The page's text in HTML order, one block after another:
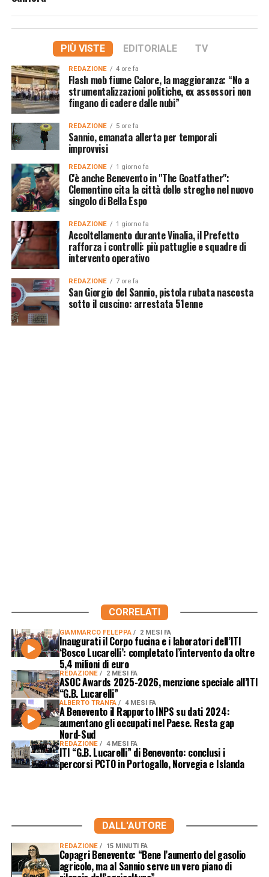
PIÙ VISTE EDITORIALE TV
REDAZIONE 4 ore fa
Flash mob fiume Calore, la maggioranza: “No a
strumentalizzazioni politiche, ex assessori non
fingano di cadere dalle nubi”
REDAZIONE 5 ore fa
Sannio, emanata allerta per temporali
improvvisi
REDAZIONE 1 giorno fa
C'è anche Benevento in "The Goatfather":
Clementino cita la città delle streghe nel nuovo
singolo di Bella Espo
REDAZIONE 1 giorno fa
Accoltellamento durante Vinalia, il Prefetto
rafforza i controlli: più pattuglie e squadre di
intervento operativo
REDAZIONE 7 ore fa
San Giorgio del Sannio, pistola rubata nascosta
sotto il cuscino: arrestata 51enne
CORRELATI
GIAMMARCO FELEPPA 2 MESI FA
Inaugurati il Corpo fucina e i laboratori dell’ITI
‘Bosco Lucarelli’: completato l’intervento da oltre
5,4 milioni di euro
REDAZIONE 2 MESI FA
ASOC Awards 2025-2026, menzione speciale all’ITI
“G.B. Lucarelli”
ALBERTO TRANFA 4 MESI FA
A Benevento il Rapporto INPS su dati 2024:
aumentano gli occupati nel Paese. Resta gap
Nord-Sud
REDAZIONE 4 MESI FA
ITI “G.B. Lucarelli” di Benevento: conclusi i
percorsi PCTO in Portogallo, Norvegia e Islanda
DALL'AUTORE
REDAZIONE 15 MINUTI FA
Copagri Benevento: “Bene l’aumento del gasolio
agricolo, ma al Sannio serve un vero piano di